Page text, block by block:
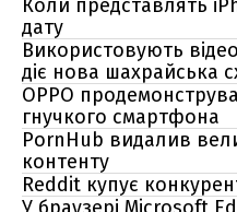
Коли представлять
дату
Використовують
діє нова шахрайська
OPPO
гнучкого смартфона
PornHub видалив
контенту
Reddit купує